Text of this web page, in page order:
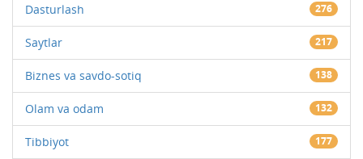
Dasturlash 276
Saytlar 217
Biznes va savdo-sotiq 138
Olam va odam 132
Tibbiyot 177